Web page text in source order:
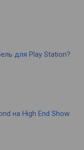
для Play Station?
на High End Show